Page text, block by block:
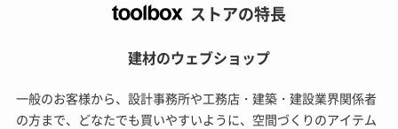
ストアの特長
建材のウェブショップ
一般のお客様から、設計事務所や工務店・建築・建設業界関係者
の方まで、どなたでも買いやすいように、空間づくりのアイテム